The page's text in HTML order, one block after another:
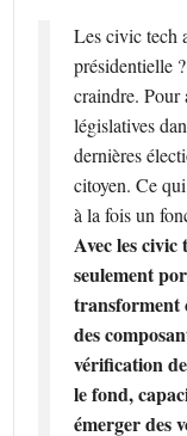
Les civic tech
présidentielle
craindre. Pour
législatives
dernières
citoyen. Ce
à la fois un
Avec les civic
seulement
transforment
des
vérification
le fond,
émerger des